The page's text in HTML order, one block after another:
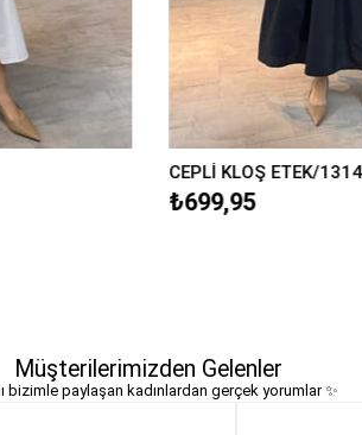
CEPLİ KLOŞ ETEK/1314
₺699,95
Müşterilerimizden Gelenler
bizimle paylaşan kadınlardan gerçek yorumlar ✨